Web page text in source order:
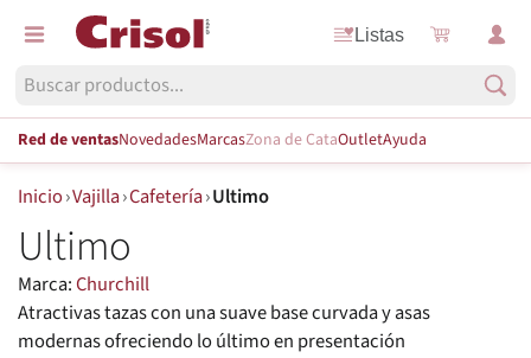
Listas
Red de ventasNovedadesMarcasZona de CataOutletAyuda
Inicio›Vajilla›Cafetería›Ultimo
Ultimo
Marca:Churchill
Atractivas tazas con una suave base curvada y asas
modernas ofreciendo lo último en presentación